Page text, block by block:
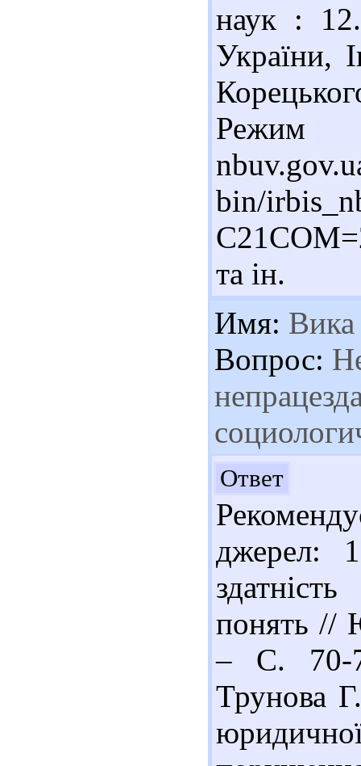
наук :
України,
Режим
bin/
та ін.
Имя: Вика
Вопрос:
Ответ
джерел:
понять //
– С. 70-
Трунова